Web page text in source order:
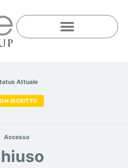
Attuale
ISCRITTO
Accesso